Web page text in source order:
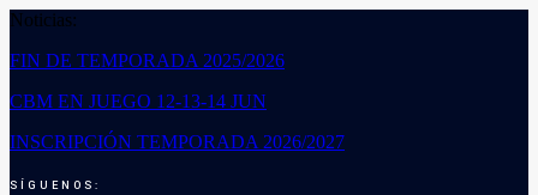
Noticias:
FIN DE TEMPORADA 2025/2026
CBM EN JUEGO 12-13-14 JUN
INSCRIPCIÓN TEMPORADA 2026/2027
SÍGUENOS: